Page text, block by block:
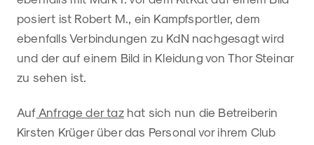
posiert ist Robert M., ein Kampfsportler, dem
ebenfalls Verbindungen zu KdN nachgesagt wird
und der auf einem Bild in Kleidung von Thor Steinar
zu sehen ist.
Auf Anfrage der tazhat sich nun die Betreiberin
Kirsten Krüger über das Personal vor ihrem Club